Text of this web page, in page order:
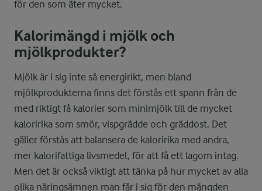
för den som äter mycket.
Kalorimängd i mjölk och
mjölkprodukter?
Mjölk är i sig inte så energirikt, men bland
mjölkprodukterna finns det förstås ett spann från de
med riktigt få kalorier som minimjölk till de mycket
kaloririka som smör, vispgrädde och gräddost. Det
gäller förstås att balansera de kaloririka med andra,
mer kalorifattiga livsmedel, för att få ett lagom intag.
Men det är också viktigt att tänka på hur mycket av alla
olika näringsämnen man får i sig för den mängden